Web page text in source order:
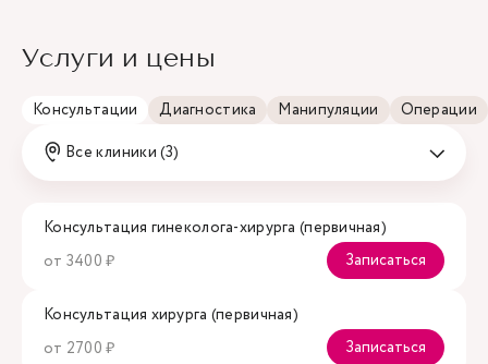
Услуги и цены
Консультации Диагностика Манипуляции
Операции
Все клиники (3)
Консультация гинеколога-хирурга (первичная)
от 3400 ₽
Записаться
Консультация хирурга (первичная)
от 2700 ₽
Записаться